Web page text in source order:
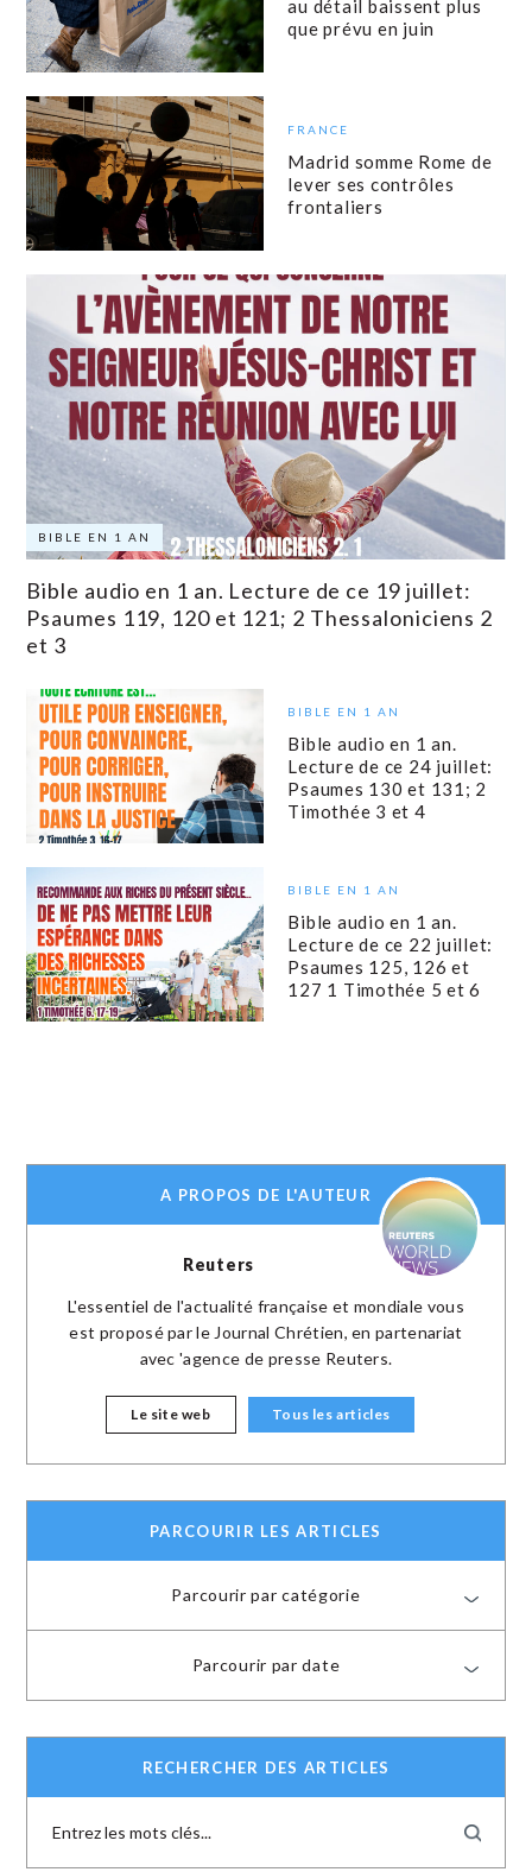
au détail baissent plus
que prévu en juin
FRANCE
Madrid somme Rome de
lever ses contrôles
frontaliers
BIBLE EN 1 AN
Bible audio en 1 an. Lecture de ce 19 juillet:
Psaumes 119, 120 et 121; 2 Thessaloniciens 2
et 3
BIBLE EN 1 AN
Bible audio en 1 an.
Lecture de ce 24 juillet:
Psaumes 130 et 131; 2
Timothée 3 et 4
BIBLE EN 1 AN
Bible audio en 1 an.
Lecture de ce 22 juillet:
Psaumes 125, 126 et
127 1 Timothée 5 et 6
A PROPOS DE L'AUTEUR
Reuters
L'essentiel de l'actualité française et mondiale vous
est proposé par le Journal Chrétien, en partenariat
avec 'agence de presse Reuters.
Le site web Tous les articles
PARCOURIR LES ARTICLES
Parcourir par catégorie
Parcourir par date
RECHERCHER DES ARTICLES